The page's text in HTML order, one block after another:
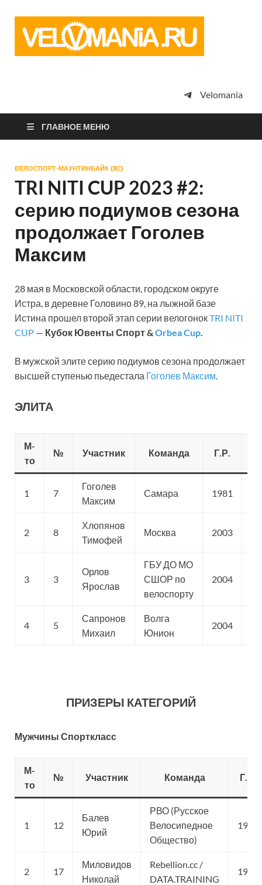
просто
Velomania
ГЛАВНОЕ МЕНЮ
ВЕЛОСПОРТ-МАУНТИНБАЙК (XC)
TRI NITI CUP 2023 #2:
серию подиумов сезона
продолжает Гоголев
Максим
28 мая в Московской области, городском округе
Истра, в деревне Головино 89, на лыжной базе
Истина прошел второй этап серии велогонокTRI NITI
CUP — Кубок Ювенты Спорт &Orbea Cup.
В мужской элите серию подиумов сезона продолжает
высшей ступенью пьедестала Гоголев Максим.
ЭЛИТА
М-
то
№ Участник Команда Г.Р.
1 7
Гоголев
Максим
Самара 1981
2 8
Хлопянов
Тимофей
Москва 2003
3 3
Орлов
Ярослав
ГБУ ДО МО
СШОР по
велоспорту
2004
4 5
Сапронов
Михаил
Волга
Юнион
2004
ПРИЗЕРЫ КАТЕГОРИЙ
Мужчины Спорткласс
М-
то
№ Участник Команда Г.Р.
1 12
Балев
Юрий
РВО (Русское
Велосипедное
Общество)
1997
2 17
Миловидов
Николай
Rebellion.cc /
DATA.TRAINING
1997